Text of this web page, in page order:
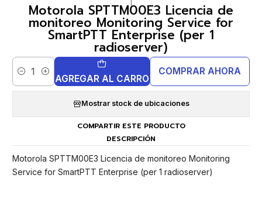
Motorola SPTTM00E3 Licencia de
monitoreo Monitoring Service for
SmartPTT Enterprise (per 1
radioserver)
Cantidad AGREGAR AL CARRO
COMPRAR AHORA
Mostrar stock de ubicaciones
COMPARTIR ESTE PRODUCTO
DESCRIPCIÓN
Motorola SPTTM00E3 Licencia de monitoreo Monitoring
Service for SmartPTT Enterprise (per 1 radioserver)